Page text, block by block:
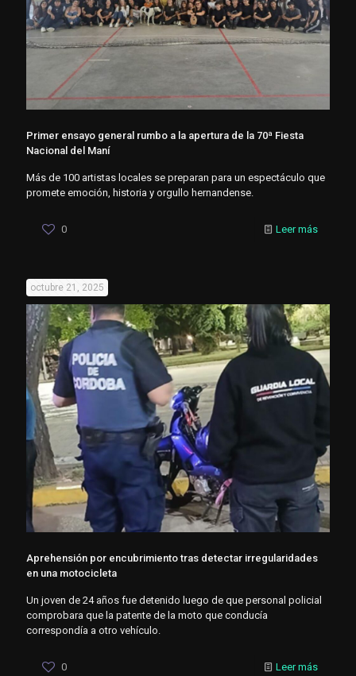
Primer ensayo general rumbo a la apertura de la 70ª Fiesta
Nacional del Maní
Más de 100 artistas locales se preparan para un espectáculo que
promete emoción, historia y orgullo hernandense.
0 Leer más
octubre 21, 2025
Aprehensión por encubrimiento tras detectar irregularidades
en una motocicleta
Un joven de 24 años fue detenido luego de que personal policial
comprobara que la patente de la moto que conducía
correspondía a otro vehículo.
0 Leer más